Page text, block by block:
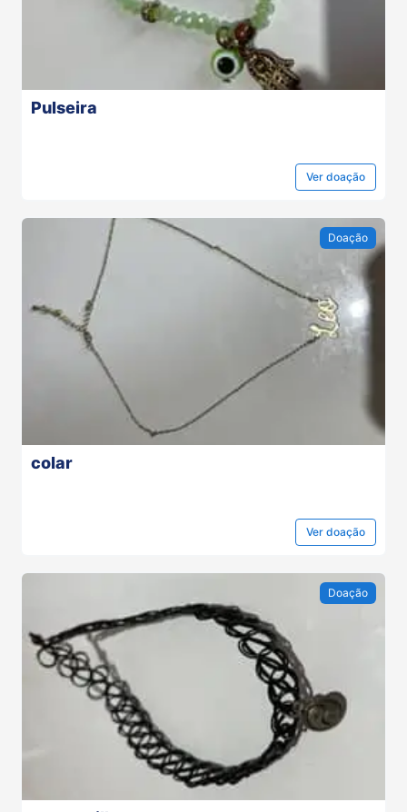
Pulseira
Ver doação
Doação
colar
Ver doação
Doação